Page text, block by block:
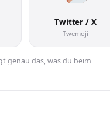
Twitter / X
Twemoji
genau das, was du beim